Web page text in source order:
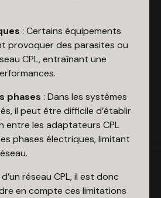
: Certains équipements
provoquer des parasites ou
CPL, entraînant une
phases : Dans les systèmes
il peut être difficile d’établir
entre les adaptateurs CPL
phases électriques, limitant
réseau CPL, il est donc
en compte ces limitations